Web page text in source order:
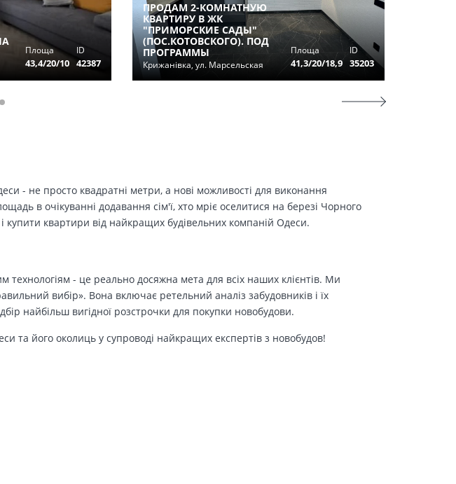
Площа
43,4/20/10
ID
42387
ПРОДАМ 2-КОМНАТНУЮ
КВАРТИРУ В ЖК
"ПРИМОРСКИЕ САДЫ"
(ПОС.КОТОВСКОГО). ПОД
ПРОГРАММЫ
Крижанівка, ул. Марсельская
Площа
41,3/20/18,9
ID
35203
- не просто квадратні метри, а нові можливості для виконання
в очікуванні додавання сім'ї, хто мріє оселитися на березі Чорного
квартири від найкращих будівельних компаній Одеси.
- це реально досяжна мета для всіх наших клієнтів. Ми
вибір». Вона включає ретельний аналіз забудовників і їх
найбільш вигідної розстрочки для покупки новобудови.
та його околиць у супроводі найкращих експертів з новобудов!